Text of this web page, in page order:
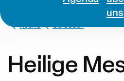
uns
Kirche St. Josef
Heilige